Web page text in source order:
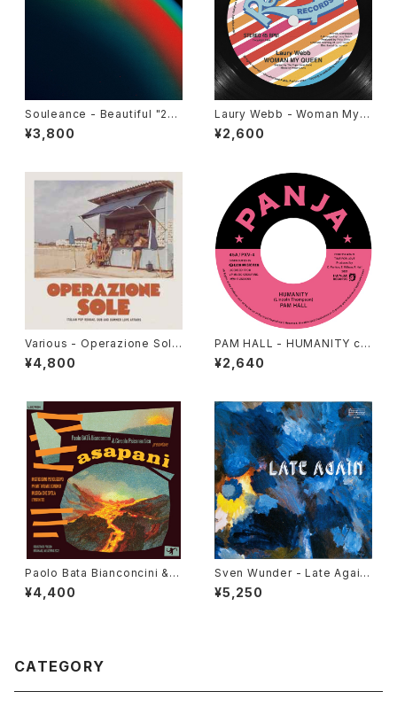
Souleance - Beautiful "2L
P"
¥3,800
Laury Webb - Woman My
Queen "12"
¥2,600
Various - Operazione Sole
(Italian Pop Reggae, Dub A
nd Summer Love Affairs)"L
¥4,800
PAM HALL - HUMANITY c/
w ARCHIBALD "7"
¥2,640
Paolo Bata Bianconcini & C
ircolo Psiconautico - Asap
ani "LP"
¥4,400
Sven Wunder - Late Again
"LP"
¥5,250
CATEGORY